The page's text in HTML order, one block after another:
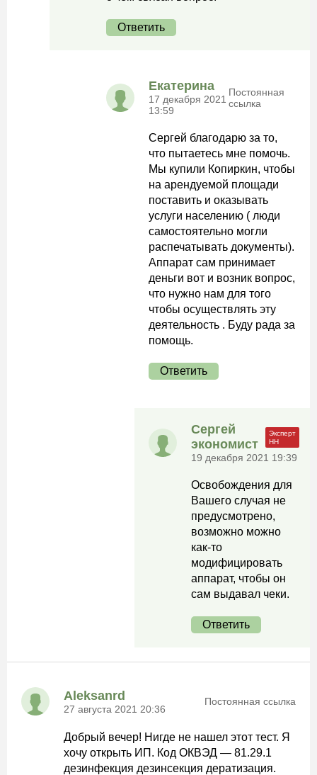
Ответить
Екатерина
17 декабря 2021
13:59
Постоянная
ссылка
Сергей благодарю за то,
что пытаетесь мне помочь.
Мы купили Копиркин, чтобы
на арендуемой площади
поставить и оказывать
услуги населению ( люди
самостоятельно могли
распечатывать документы).
Аппарат сам принимает
деньги вот и возник вопрос,
что нужно нам для того
чтобы осуществлять эту
деятельность . Буду рада за
помощь.
Ответить
Сергей
экономист
19 декабря 2021 19:39
Освобождения для
Вашего случая не
предусмотрено,
возможно можно
как-то
модифицировать
аппарат, чтобы он
сам выдавал чеки.
Ответить
Aleksanrd
27 августа 2021 20:36
Постоянная ссылка
Добрый вечер! Нигде не нашел этот тест. Я
хочу открыть ИП. Код ОКВЭД — 81.29.1
дезинфекция дезинсекция дератизация.